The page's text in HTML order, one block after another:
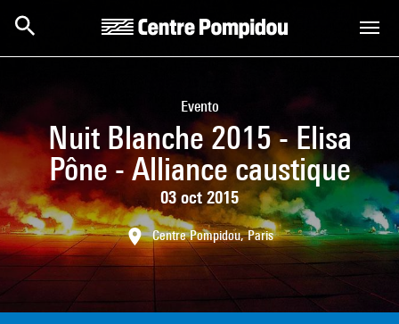
Evento
Nuit Blanche 2015 - Elisa
Pône - Alliance caustique
03 oct 2015
Centre Pompidou, Paris